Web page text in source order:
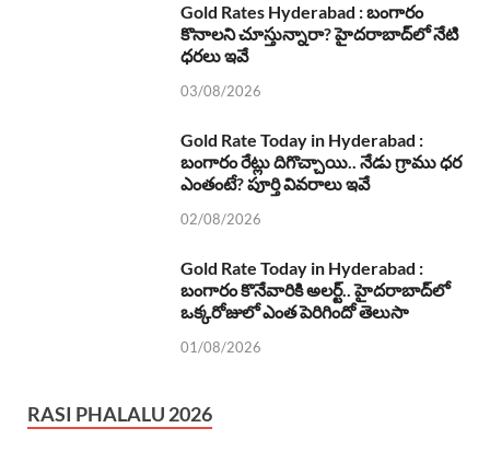
Gold Rates Hyderabad : బంగారం
కొనాలని చూస్తున్నారా? హైదరాబాద్‌లో నేటి
ధరలు ఇవే
03/08/2026
Gold Rate Today in Hyderabad :
బంగారం రేట్లు దిగొచ్చాయి.. నేడు గ్రాము ధర
ఎంతంటే? పూర్తి వివరాలు ఇవే
02/08/2026
Gold Rate Today in Hyderabad :
బంగారం కొనేవారికి అలర్ట్.. హైదరాబాద్‌లో
ఒక్కరోజులో ఎంత పెరిగిందో తెలుసా
01/08/2026
RASI PHALALU 2026